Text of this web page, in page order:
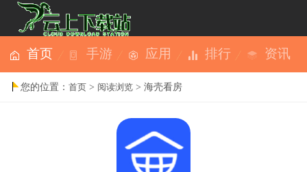
首页 手游 应用 排行 资讯
您的位置：首页 > 阅读浏览 > 海壳看房